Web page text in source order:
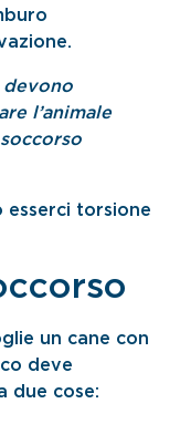
devono
l’animale
esserci torsione
un cane con
deve
due cose: